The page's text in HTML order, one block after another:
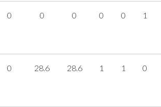
0 0 0 0 0 1
0 28.6 28.6 1 1 0